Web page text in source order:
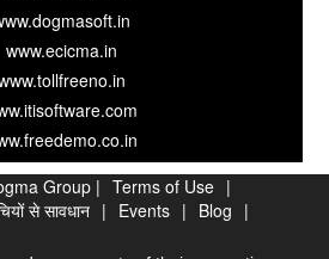
www.ecicma.in
Group | Terms of Use |
से सावधान | Events | Blog |